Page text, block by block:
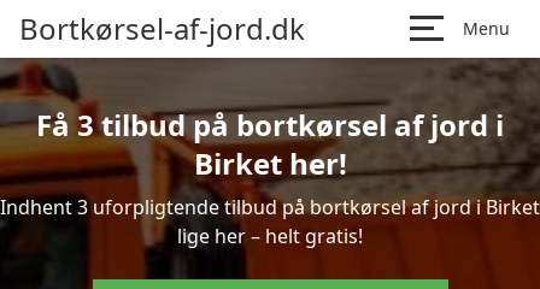
Bortkørsel-af-jord.dk Menu
Få 3 tilbud på bortkørsel af jord i
Birket her!
Indhent 3 uforpligtende tilbud på bortkørsel af jord i Birket
lige her – helt gratis!